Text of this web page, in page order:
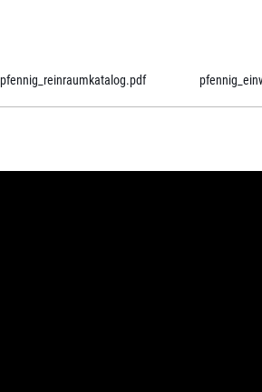
pfennig_reinraumkatalog.pdf